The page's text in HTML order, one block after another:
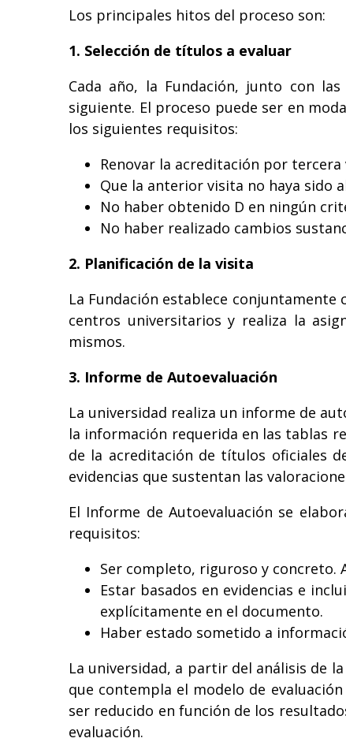
Los principales hitos del proceso son:
1. Selección de títulos a evaluar
Cada año, la Fundación, junto con
siguiente. El proceso puede ser en
los siguientes requisitos:
Renovar la acreditación por tercera
Que la anterior visita no haya sido
No haber obtenido D en ningún
No haber realizado cambios
2. Planificación de la visita
La Fundación establece conjuntamente
centros universitarios y realiza la
mismos.
3. Informe de Autoevaluación
La universidad realiza un informe de
la información requerida en las tablas
de la acreditación de títulos oficiales
evidencias que sustentan las
El Informe de Autoevaluación se
requisitos:
Ser completo, riguroso y concreto.
Estar basados en evidencias e
explícitamente en el documento.
Haber estado sometido a
La universidad, a partir del análisis de
que contempla el modelo de
ser reducido en función de los
evaluación.